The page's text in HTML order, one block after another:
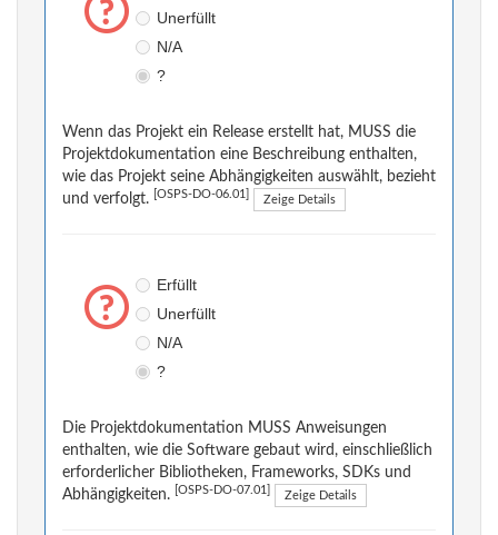
Unerfüllt
N/A
?
Wenn das Projekt ein Release erstellt hat, MUSS die
Projektdokumentation eine Beschreibung enthalten,
wie das Projekt seine Abhängigkeiten auswählt, bezieht
und verfolgt.
[OSPS-DO-06.01] Zeige Details
Erfüllt
Unerfüllt
N/A
?
Die Projektdokumentation MUSS Anweisungen
enthalten, wie die Software gebaut wird, einschließlich
erforderlicher Bibliotheken, Frameworks, SDKs und
Abhängigkeiten.
[OSPS-DO-07.01] Zeige Details